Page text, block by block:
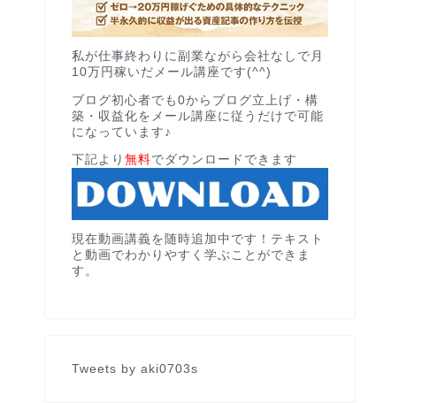
私が仕事終わりに副業ながら会社なしで月
10万円稼いだメール講座です(^^)
ブログ初心者でも0からブログ立上げ・構
築・収益化をメール講座に従うだけで可能
になっています♪
下記より 無料でダウンロードできます
現在動画講義を随時追加中です！テキスト
と動画でわかりやすく学ぶことができま
す。
Tweets by aki0703s